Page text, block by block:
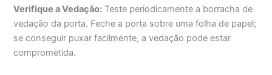
Verifique a Vedação: Teste periodicamente a borracha de
vedação da porta. Feche a porta sobre uma folha de papel;
se conseguir puxar facilmente, a vedação pode estar
comprometida.